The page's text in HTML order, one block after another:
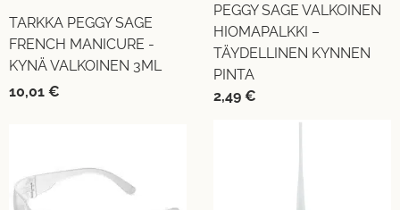
TARKKA PEGGY SAGE
FRENCH MANICURE -
KYNÄ VALKOINEN 3ML
10,01 €
PEGGY SAGE VALKOINEN
HIOMAPALKKI –
TÄYDELLINEN KYNNEN
PINTA
2,49 €